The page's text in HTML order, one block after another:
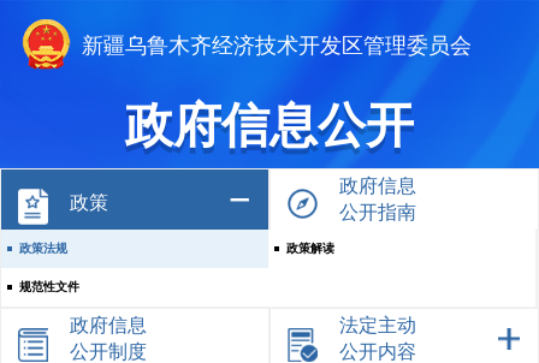
新疆乌鲁木齐经济技术开发区管理委员会
政府信息公开
政策
政策法规 政策解读
规范性文件
政府信息
公开指南
政府信息
公开制度
法定主动
公开内容